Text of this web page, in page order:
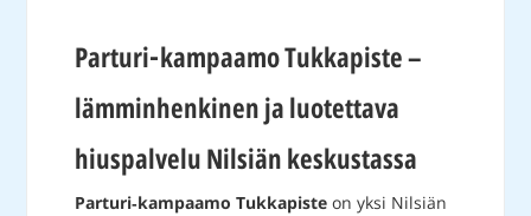
Parturi‑kampaamo Tukkapiste –
lämminhenkinen ja luotettava
hiuspalvelu Nilsiän keskustassa
Parturi‑kampaamo Tukkapiste on yksi Nilsiän